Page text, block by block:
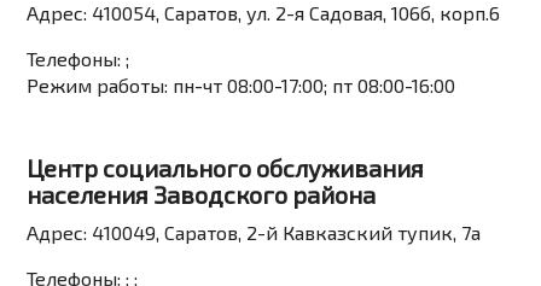
Адрес: 410054, Саратов, ул. 2-я Садовая, 106б, корп.6
Телефоны: ;
Режим работы: пн-чт 08:00-17:00; пт 08:00-16:00
Центр социального обслуживания
населения Заводского района
Адрес: 410049, Саратов, 2-й Кавказский тупик, 7а
Телефоны: ; ;